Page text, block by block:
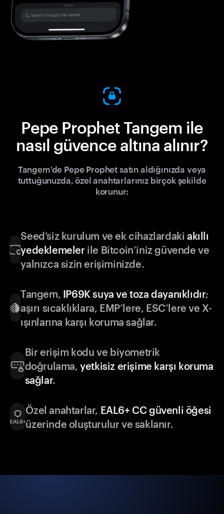
Pepe Prophet Tangem ile
nasıl güvence altına alınır?
Tangem'de Pepe Prophet satın aldığınızda veya
tuttuğunuzda, özel anahtarlarınız birçok şekilde
korunur:
Seed’siz kurulum ve ek cihazlardakiakıllı
yedeklemelerile Bitcoin’iniz güvende ve
yalnızca sizin erişiminizde.
Tangem, IP69K suya ve toza dayanıklıdır;
aşırı sıcaklıklara, EMP’lere, ESC’lere ve X-
ışınlarına karşı koruma sağlar.
Bir erişim kodu ve biyometrik
doğrulama,yetkisiz erişime karşı koruma
sağlar.
Özel anahtarlar, EAL6+ CC güvenli öğesi
üzerinde oluşturulur ve saklanır.